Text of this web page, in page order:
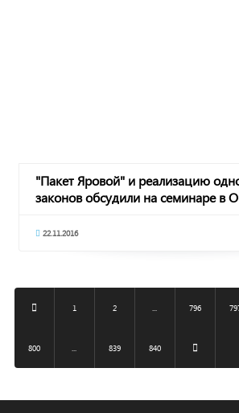
"Пакет Яровой" и реализацию
законов обсудили на семинаре в
22.11.2016
1 2 796
800 839 840